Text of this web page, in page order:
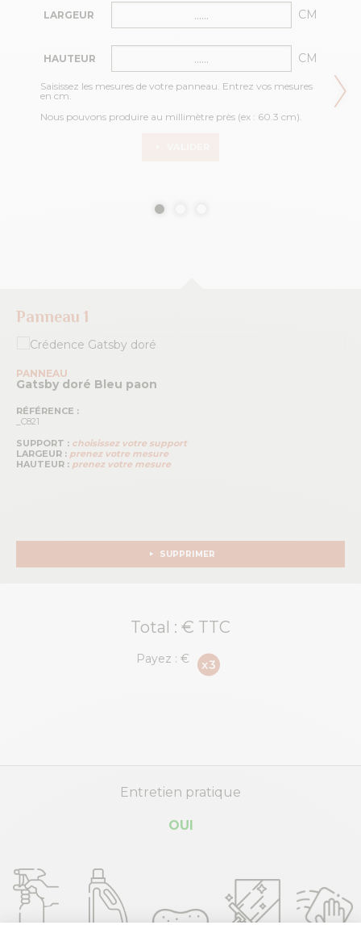
LARGEUR CM
HAUTEUR CM
Saisissez les mesures de votre panneau. Entrez vos mesures
en cm.
Nous pouvons produire au millimètre près (ex : 60.3 cm).
Panneau 1
PANNEAU
Gatsby doré Bleu paon
RÉFÉRENCE :
_C821
SUPPORT : choisissez votre support
LARGEUR : prenez votre mesure
HAUTEUR : prenez votre mesure
SUPPRIMER
Total : € TTC
Payez :€
Entretien pratique
OUI